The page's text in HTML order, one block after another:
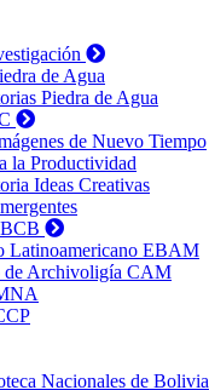
de Agua
Piedra de Agua
de Nuevo Tiempo
la Productividad
Ideas Creativas
Latinoamericano EBAM
de Archivoligía CAM
Nacionales de Bolivia